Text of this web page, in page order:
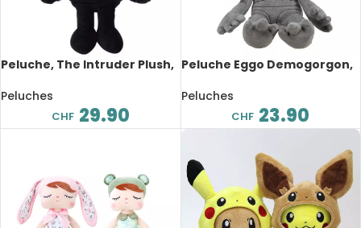
Peluche, The Intruder Plush,
Peluches
CHF 29.90
Peluche Eggo Demogorgon,
Peluches
CHF 23.90